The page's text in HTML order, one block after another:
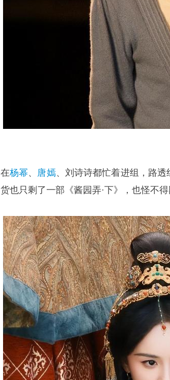
在杨幂、 唐嫣、 刘诗诗都忙着进组，路透
货也只剩了一部《酱园弄·下》，也怪不